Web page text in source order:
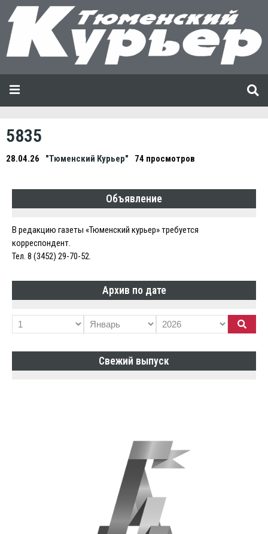
5835
28.04.26 "Тюменский Курьер" 74 просмотров
Объявление
В редакцию газеты «Тюменский курьер» требуется
корреспондент.
Тел. 8 (3452) 29-70-52.
Архив по дате
Свежий выпуск